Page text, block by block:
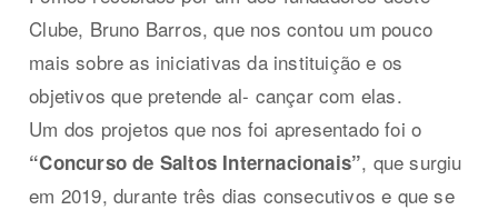
Clube, Bruno Barros, que nos contou um pouco
mais sobre as iniciativas da instituição e os
objetivos que pretende al- cançar com elas.
Um dos projetos que nos foi apresentado foi o
“Concurso de Saltos Internacionais”, que surgiu
em 2019, durante três dias consecutivos e que se